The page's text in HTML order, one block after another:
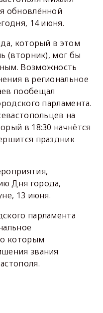
обновлённой
14 июня.
который в этом
(вторник), мог бы
Возможность
в региональное
пообещал
парламента.
на
в 18:30 начнётся
праздник
Дня города,
13 июня.
парламента
которым
звания